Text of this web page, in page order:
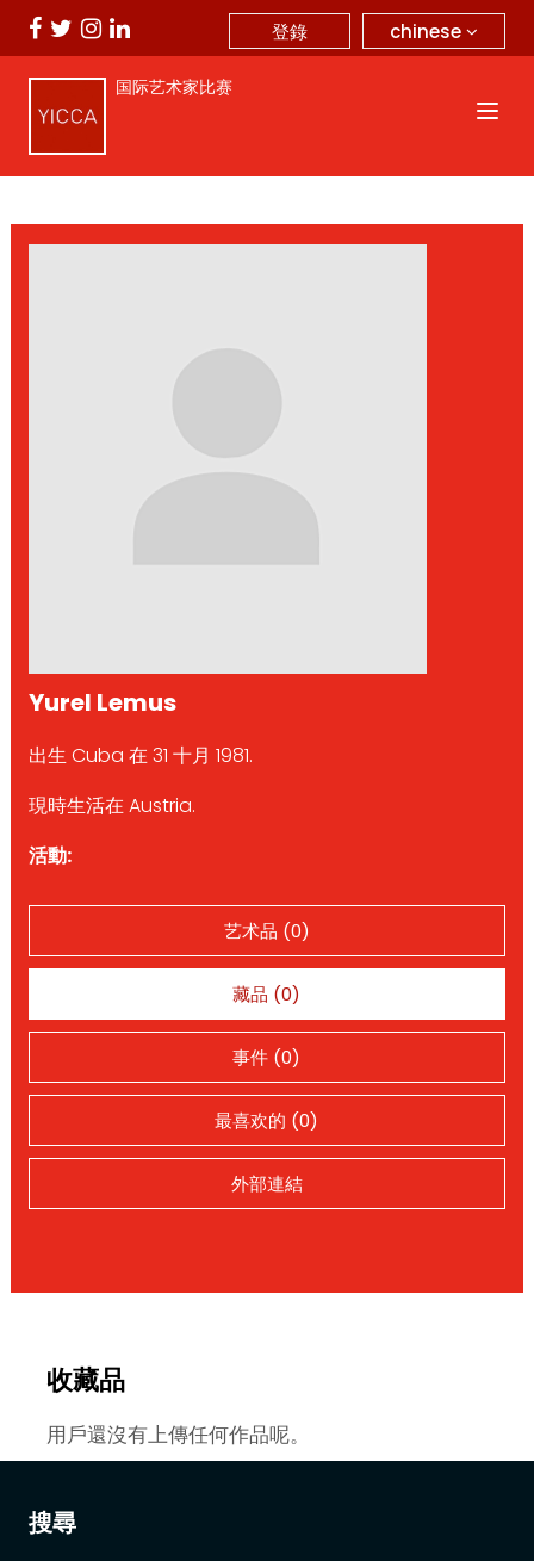
chinese
登錄
国际艺术家比赛
搜尋
Yurel Lemus
出生 Cuba 在 31 十月 1981.
現時生活在 Austria.
活動:
艺术品 (0)
藏品 (0)
事件 (0)
最喜欢的 (0)
外部連結
收藏品
用戶還沒有上傳任何作品呢。